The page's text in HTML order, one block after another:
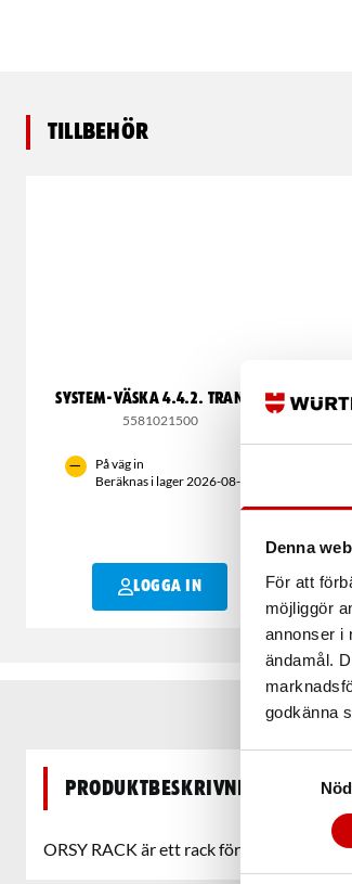
Denna
För att
möjliggör
annonser i
ändamål.
godkänna
Tillbehör
SYSTEM-VÄSKA 4.4.2. TRANSP.
5581021500
På väg in
Beräknas i lager 2026-08-13
LOGGA IN
Produktbeskrivning
ORSY RACK är ett rack för att organisera